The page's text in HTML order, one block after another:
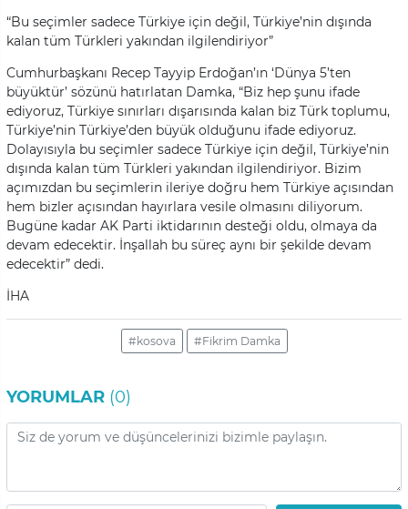
“Bu seçimler sadece Türkiye için değil, Türkiye’nin dışında
kalan tüm Türkleri yakından ilgilendiriyor”
Cumhurbaşkanı Recep Tayyip Erdoğan’ın ‘Dünya 5’ten
büyüktür’ sözünü hatırlatan Damka, “Biz hep şunu ifade
ediyoruz, Türkiye sınırları dışarısında kalan biz Türk toplumu,
Türkiye’nin Türkiye’den büyük olduğunu ifade ediyoruz.
Dolayısıyla bu seçimler sadece Türkiye için değil, Türkiye’nin
dışında kalan tüm Türkleri yakından ilgilendiriyor. Bizim
açımızdan bu seçimlerin ileriye doğru hem Türkiye açısından
hem bizler açısından hayırlara vesile olmasını diliyorum.
Bugüne kadar AK Parti iktidarının desteği oldu, olmaya da
devam edecektir. İnşallah bu süreç aynı bir şekilde devam
edecektir” dedi.
İHA
#kosova #Fikrim Damka
YORUMLAR (0)